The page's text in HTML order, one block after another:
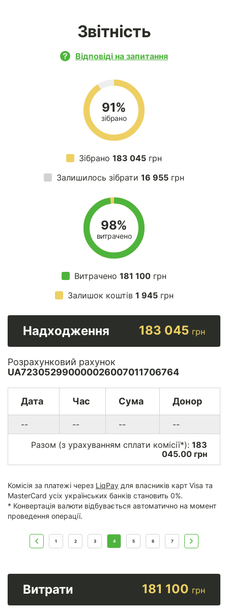
Звітність
Відповіді на запитання
91%
зібрано
Зібрано 183 045 грн
Залишилось зібрати 16 955 грн
98%
витрачено
Витрачено 181 100 грн
Залишок коштів 1 945грн
Надходження 183 045 грн
Розрахунковий рахунок
UA723052990000026007011706764
Дата Час Сума Донор
-- -- --
--
Разом (з урахуванням сплати комісії*): 183
045.00 грн
Комісія за платежі через LiqPay для власників карт Visa та
MasterCard усіх українських банків становить 0%.
* Конвертація валюти відбувається автоматично на момент
проведення операції.
1 2 3 4 5 6 7
Витрати 181 100 грн